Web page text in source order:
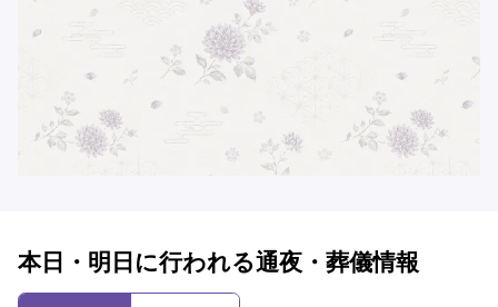
本日・明日に行われる通夜・葬儀情報